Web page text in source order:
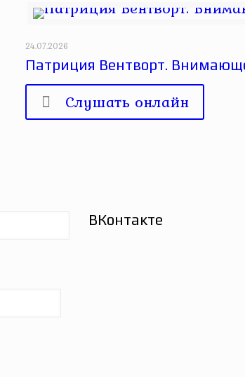
24.07.2026
Патриция Вентворт.
Слушать онлайн
ВКонтакте